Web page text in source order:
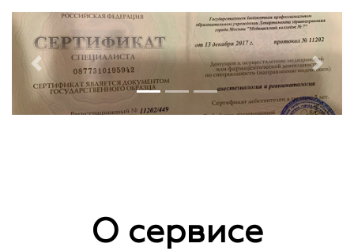
Previous Next
О сервисе